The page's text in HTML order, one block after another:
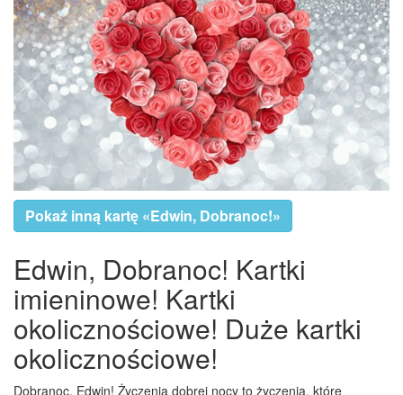
Pokaż inną kartę «Edwin, Dobranoc!»
Edwin, Dobranoc! Kartki
imieninowe! Kartki
okolicznościowe! Duże kartki
okolicznościowe!
Dobranoc, Edwin! Życzenia dobrej nocy to życzenia, które